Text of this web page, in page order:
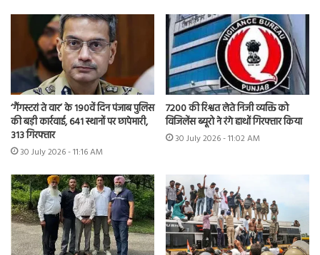
‘गैंगस्टरां ते वार’ के 190वें दिन पंजाब पुलिस
की बड़ी कार्रवाई, 641 स्थानों पर छापेमारी,
313 गिरफ्तार
30 July 2026 - 11:16 AM
7200 की रिश्वत लेते निजी व्यक्ति को
विजिलेंस ब्यूरो ने रंगे हाथों गिरफ्तार किया
30 July 2026 - 11:02 AM